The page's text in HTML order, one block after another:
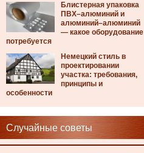
Блистерная упаковка
ПВХ–алюминий и
алюминий–алюминий
— какое оборудование
потребуется
Немецкий стиль в
проектировании
участка: требования,
принципы и
особенности
Случайные советы